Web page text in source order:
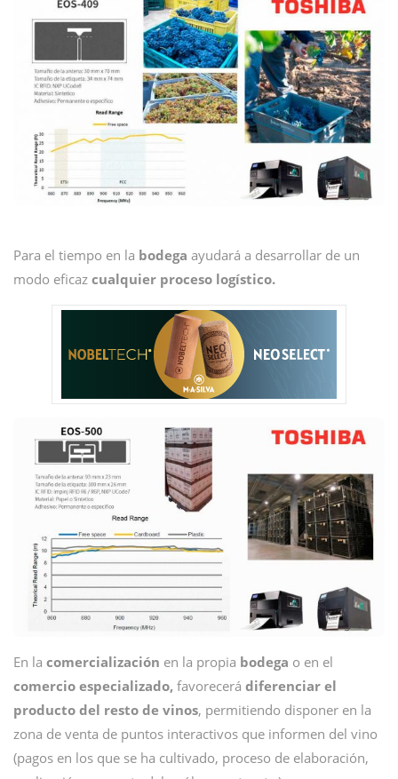
Para el tiempo en la bodega ayudará a desarrollar de un
modo eficaz cualquier proceso logístico.
En la comercialización en la propia bodega o en el
comercio especializado, favorecerá diferenciar el
producto del resto de vinos, permitiendo disponer en la
zona de venta de puntos interactivos que informen del vino
(pagos en los que se ha cultivado, proceso de elaboración,